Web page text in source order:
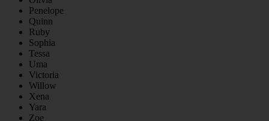
Penelope
Quinn
Ruby
Sophia
Tessa
Uma
Victoria
Willow
Xena
Yara
Zoe